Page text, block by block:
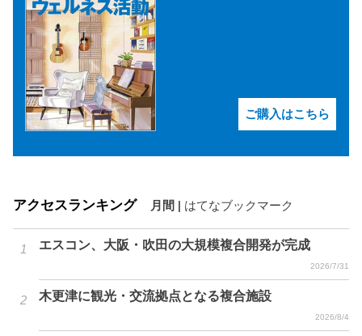
ご購入はこちら
アクセスランキング 月間 はてなブックマーク
エスコン、大阪・吹田の大規模複合開発が完成
2026/7/31
木更津に観光・交流拠点となる複合施設
2026/8/4